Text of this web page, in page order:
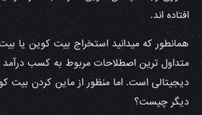
افتاده اند.
همانطور که میدانید استخراج بیت کوین یا
متداول ترین اصطلاحات مربوط به کسب درآمد
دیجیتالی است. اما منظور از ماین کردن بیت
دیگر چیست؟